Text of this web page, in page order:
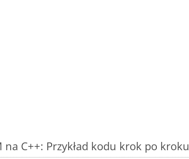
C++: Przykład kodu krok po kroku